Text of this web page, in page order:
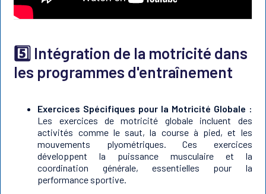
5️⃣ Intégration de la motricité dans
les programmes d'entraînement
Exercices Spécifiques pour la Motricité Globale :
Les exercices de motricité globale incluent des
activités comme le saut, la course à pied, et les
mouvements plyométriques. Ces exercices
développent la puissance musculaire et la
coordination générale, essentielles pour la
performance sportive.